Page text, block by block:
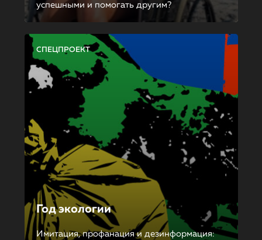
успешными и помогать другим?
СПЕЦПРОЕКТ
Год экологии
Имитация, профанация и дезинформация: